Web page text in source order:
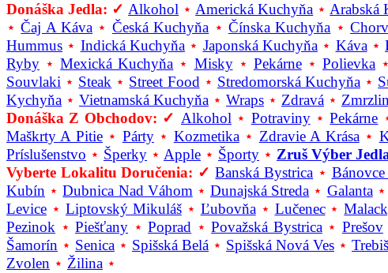
Donáška Jedla: ✓ Alkohol ⋆ Americká Kuchyňa ⋆ Arabská
⋆Čaj A Káva ⋆ Česká Kuchyňa ⋆ Čínska Kuchyňa ⋆
Hummus ⋆ Indická Kuchyňa⋆ Japonská Kuchyňa⋆ Káva⋆
Ryby ⋆Mexická Kuchyňa ⋆ Misky⋆ Pekárne⋆ Polievka
Souvlaki ⋆ Steak ⋆ Street Food ⋆ Stredomorská Kuchyňa⋆
Kychyňa ⋆ Vietnamská Kuchyňa ⋆ Wraps ⋆ Zdravá ⋆
Donáška Z Obchodov: ✓ Alkohol ⋆ Potraviny⋆Pekárne
Maškrty A Pitie⋆ Párty⋆ Kozmetika⋆ Zdravie A Krása⋆
Príslušenstvo ⋆ Šperky ⋆ Apple ⋆ Športy ⋆ Zruš Výber
Vyberte Lokalitu Doručenia: ✓ Banská Bystrica ⋆
Kubín ⋆Dubnica Nad Váhom ⋆Dunajská Streda ⋆ Galanta⋆
Levice ⋆ Liptovský Mikuláš⋆ Ľubovňa⋆ Lučenec⋆
Pezinok ⋆Piešťany ⋆Poprad ⋆Považská Bystrica⋆ Prešov
Šamorín ⋆ Senica ⋆ Spišská Belá ⋆ Spišská Nová Ves ⋆
Zvolen ⋆ Žilina ⋆